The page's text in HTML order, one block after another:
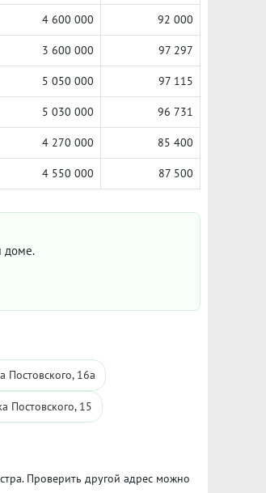
4 600 000 92 000
3 600 000 97 297
5 050 000 97 115
5 030 000 96 731
4 270 000 85 400
4 550 000 87 500
доме.
Постовского, 16а
Постовского, 15
Проверить другой адрес можно